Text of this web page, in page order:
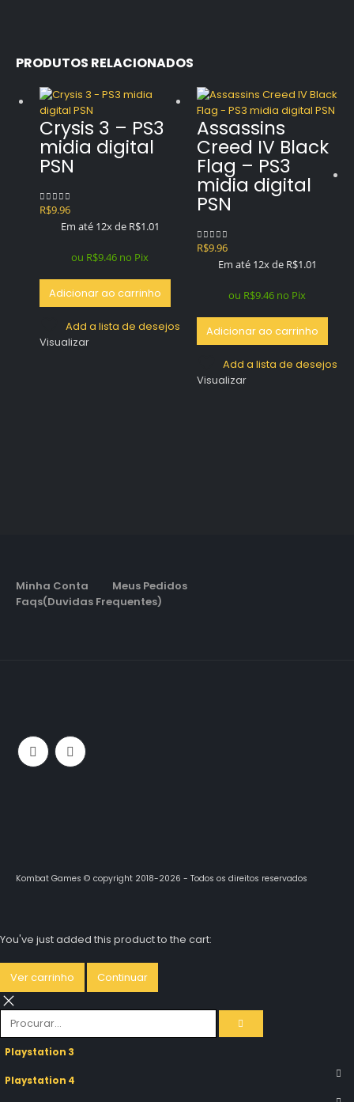
PRODUTOS RELACIONADOS
Crysis 3 – PS3
midia digital
PSN
0out of 5
R$9.96
Em até 12x de R$1.01
ou R$9.46 no Pix
Adicionar ao carrinho
Add a lista de desejos
Visualizar
Assassins
Creed IV Black
Flag – PS3
midia digital
PSN
0out of 5
R$9.96
Em até 12x de R$1.01
ou R$9.46 no Pix
Adicionar ao carrinho
Add a lista de desejos
Visualizar
Minha Conta
Meus Pedidos
Faqs(Duvidas Frequentes)
Kombat Games © copyright 2018-2026 - Todos os direitos reservados
You've just added this product to the cart:
Ver carrinho Continuar
Playstation 3
Playstation 4